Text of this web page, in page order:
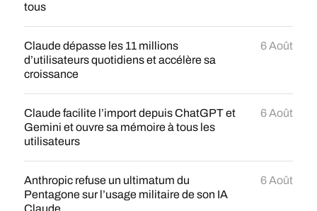
tous
Claude dépasse les 11 millions
d’utilisateurs quotidiens et accélère sa
croissance
6 Août
Claude facilite l’import depuis ChatGPT et
Gemini et ouvre sa mémoire à tous les
utilisateurs
6 Août
Anthropic refuse un ultimatum du
Pentagone sur l’usage militaire de son IA
Claude
6 Août